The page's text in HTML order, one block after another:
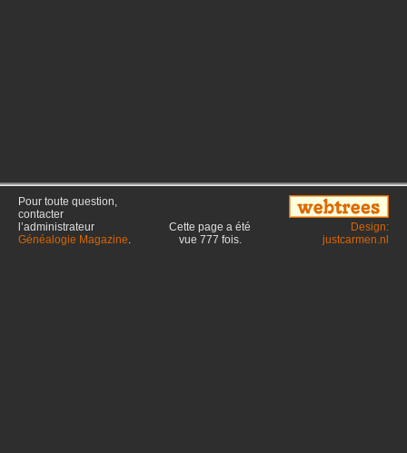
Pour toute question,
contacter
l’administrateur
Généalogie Magazine.
Cette page a été
vue 777 fois.
Design:
justcarmen.nl